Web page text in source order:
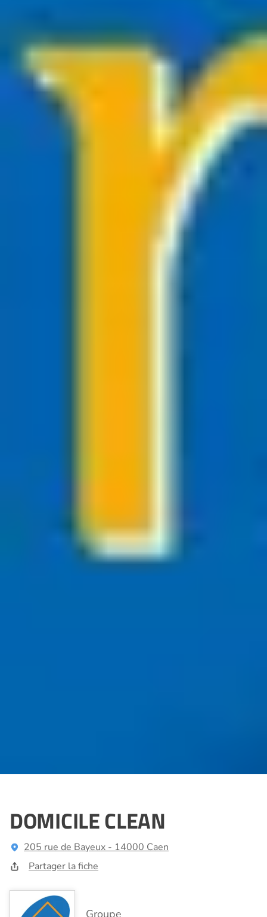
DOMICILE CLEAN
205 rue de Bayeux - 14000 Caen
Partager la fiche
Groupe